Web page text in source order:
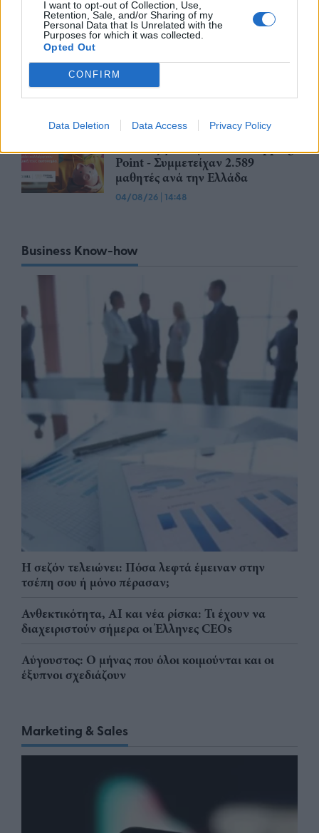
I want to opt-out of Collection, Use,
Retention, Sale, and/or Sharing of my
Personal Data that Is Unrelated with the
Purposes for which it was collected.
Opted Out
CONFIRM
Data Deletion Data Access Privacy Policy
DBRS: Ισχυρά μεγέθη με στήριξη
από ανθεκτική κερδοφορία
τράπεζες – Kίνδυνοι από το
εξωτερικό
Ολοκληρώθηκε το «Youth’s
Financial Literacy» της Πειραιώς
σε συνεργασία με το The Tipping
Point - Συμμετείχαν 2.589
μαθητές ανά την Ελλάδα
04/08/26 | 14:48
Business Know-how
Η σεζόν τελειώνει: Πόσα λεφτά έμειναν στην
τσέπη σου ή μόνο πέρασαν;
Ανθεκτικότητα, AI και νέα ρίσκα: Τι έχουν να
διαχειριστούν σήμερα οι Έλληνες CEOs
Αύγουστος: Ο μήνας που όλοι κοιμούνται και οι
έξυπνοι σχεδιάζουν
Marketing & Sales